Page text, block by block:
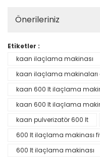
Önerileriniz
Etiketler :
kaan ilaçlama makinası
kaan ilaçlama
kaan 600 lt ilaçlama
kaan 600 lt ilaçlama
kaan pulverizatör 600 lt
600 lt ilaçlama makinası
600 lt ilaçlama makinası